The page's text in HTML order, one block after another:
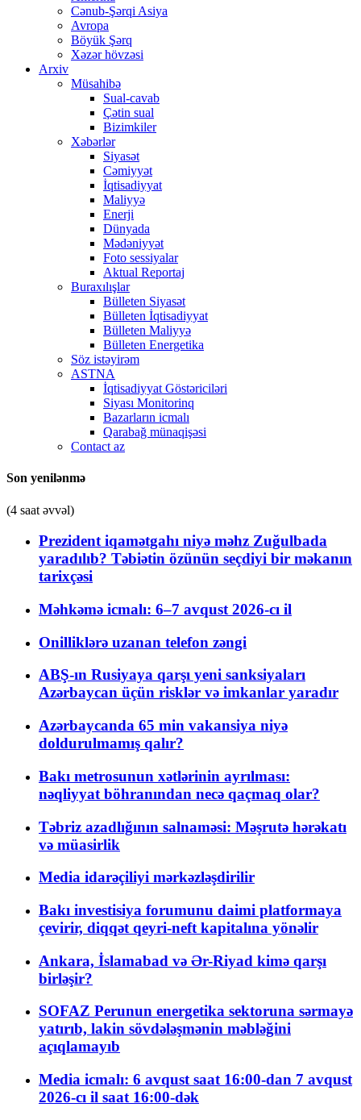
Cənub-Şərqi Asiya
Avropa
Böyük Şərq
Xəzər hövzəsi
Arxiv
Müsahibə
Sual-cavab
Çətin sual
Bizimkiler
Xəbərlər
Siyasət
Cəmiyyət
İqtisadiyyat
Maliyyə
Enerji
Dünyada
Mədəniyyət
Foto sessiyalar
Aktual Reportaj
Buraxılışlar
Bülleten Siyasət
Bülleten İqtisadiyyat
Bülleten Maliyyə
Bülleten Energetika
Söz istəyirəm
ASTNA
İqtisadiyyat Göstəriciləri
Siyası Monitorinq
Bazarların icmalı
Qarabağ münaqişəsi
Contact az
Son yenilənmə
(4 saat əvvəl)
Prezident iqamətgahı niyə məhz Zuğulbada
yaradılıb? Təbiətin özünün seçdiyi bir məkanın
tarixçəsi
Məhkəmə icmalı: 6–7 avqust 2026-cı il
Onilliklərə uzanan telefon zəngi
ABŞ-ın Rusiyaya qarşı yeni sanksiyaları
Azərbaycan üçün risklər və imkanlar yaradır
Azərbaycanda 65 min vakansiya niyə
doldurulmamış qalır?
Bakı metrosunun xətlərinin ayrılması:
nəqliyyat böhranından necə qaçmaq olar?
Təbriz azadlığının salnaməsi: Məşrutə hərəkatı
və müasirlik
Media idarəçiliyi mərkəzləşdirilir
Bakı investisiya forumunu daimi platformaya
çevirir, diqqət qeyri-neft kapitalına yönəlir
Ankara, İslamabad və Ər-Riyad kimə qarşı
birləşir?
SOFAZ Perunun energetika sektoruna sərmayə
yatırıb, lakin sövdələşmənin məbləğini
açıqlamayıb
Media icmalı: 6 avqust saat 16:00-dan 7 avqust
2026-cı il saat 16:00-dək